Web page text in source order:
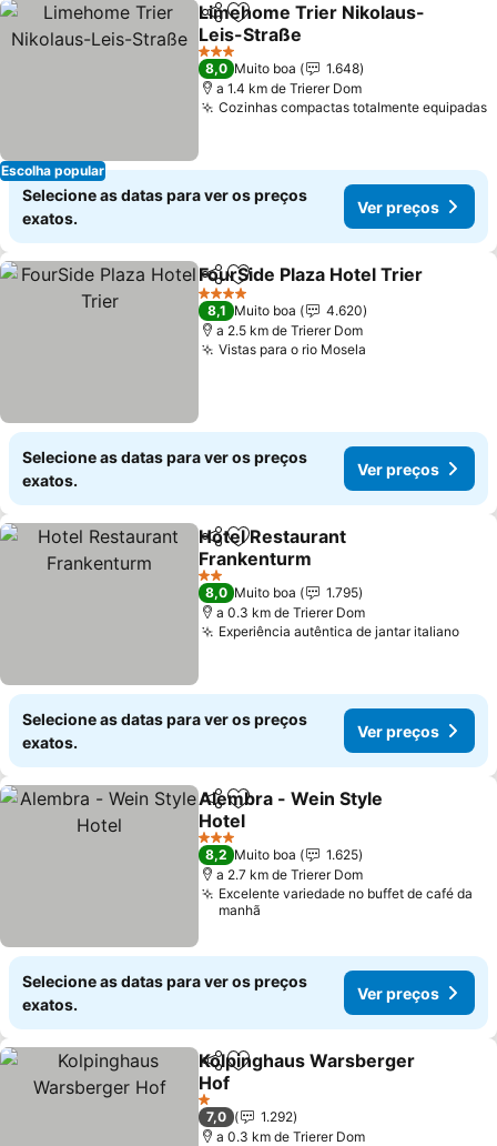
Escolha popular
PartilharAdicionar aos favoritos
Limehome Trier Nikolaus-
Leis-Straße
Ver preços
3 Estrelas
8,0 Muito boa
1.648
a 1.4 km de Trierer Dom
Cozinhas compactas totalmente equipadas
Selecione as datas para ver os preços
exatos.
Ver preços
PartilharAdicionar aos favoritos
FourSide Plaza Hotel Trier
4 Estrelas
8,1 Muito boa
4.620
a 2.5 km de Trierer Dom
Vistas para o rio Mosela
Selecione as datas para ver os preços
exatos.
Ver preços
PartilharAdicionar aos favoritos
Hotel Restaurant
Frankenturm
Ver preços
2 Estrelas
8,0 Muito boa
1.795
a 0.3 km de Trierer Dom
Experiência autêntica de jantar italianoVer
Selecione as datas para ver os preços
exatos.
Ver preços
PartilharAdicionar aos favoritos
Alembra - Wein Style
Hotel
Ver preços
3 Estrelas
8,2 Muito boa
1.625
a 2.7 km de Trierer Dom
Excelente variedade no buffet de café da
manhã
Selecione as datas para ver os preços
exatos.
Ver preços
PartilharAdicionar aos favoritos
Kolpinghaus Warsberger
Hof
Ver preços
1 Estrelas
7,0
1.292
a 0.3 km de Trierer Dom